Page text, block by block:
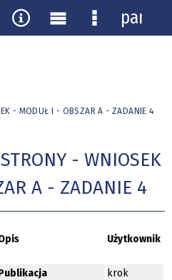
- MODUŁ I - OBSZAR A - ZADANIE 4
- WNIOSEK
A - ZADANIE 4
Użytkownik
krok
Narzędzia
MenuMenu
panel